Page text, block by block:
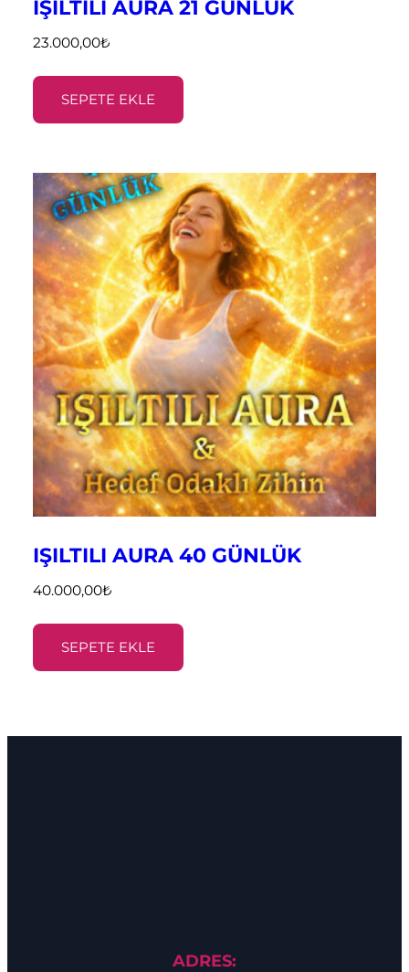
IŞILTILI AURA 21 GÜNLÜK
23.000,00₺
SEPETE EKLE
IŞILTILI AURA 40 GÜNLÜK
40.000,00₺
SEPETE EKLE
ADRES: